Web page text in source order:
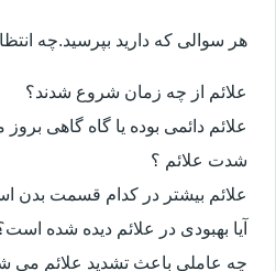
هر سوالی که دارید بپرسید.چه
علائم از چه زمان شروع شدند؟
علائم دائمی بوده یا گاه گاهی
شدت علائم ؟
علائم بیشتر در کدام قسمت بدن
آیا بهبودی در علائم دیده شده
چه عاملی باعث تشدید علائم می